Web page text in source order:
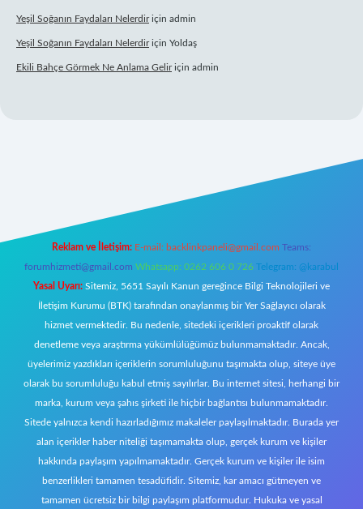
Yeşil Soğanın Faydaları Nelerdiriçin admin
Yeşil Soğanın Faydaları Nelerdiriçin Yoldaş
Ekili Bahçe Görmek Ne Anlama Geliriçin admin
Reklam ve İletişim: E-mail: backlinkpaneli@gmail.com Teams:
forumhizmeti@gmail.com Whatsapp: 0262 606 0 726 Telegram: @karabul
Yasal Uyarı: Sitemiz, 5651 Sayılı Kanun gereğince Bilgi Teknolojileri ve
İletişim Kurumu (BTK) tarafından onaylanmış bir Yer Sağlayıcı olarak
hizmet vermektedir. Bu nedenle, sitedeki içerikleri proaktif olarak
denetleme veya araştırma yükümlülüğümüz bulunmamaktadır. Ancak,
üyelerimiz yazdıkları içeriklerin sorumluluğunu taşımakta olup, siteye üye
olarak bu sorumluluğu kabul etmiş sayılırlar. Bu internet sitesi, herhangi bir
marka, kurum veya şahıs şirketi ile hiçbir bağlantısı bulunmamaktadır.
Sitede yalnızca kendi hazırladığımız makaleler paylaşılmaktadır. Burada yer
alan içerikler haber niteliği taşımamakta olup, gerçek kurum ve kişiler
hakkında paylaşım yapılmamaktadır. Gerçek kurum ve kişiler ile isim
benzerlikleri tamamen tesadüfidir. Sitemiz, kar amacı gütmeyen ve
tamamen ücretsiz bir bilgi paylaşım platformudur. Hukuka ve yasal